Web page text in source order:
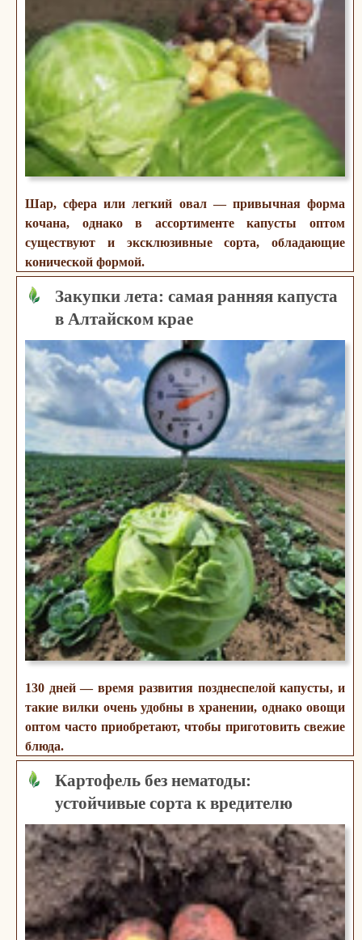
Шар, сфера или легкий овал — привычная форма
кочана, однако в ассортименте капусты оптом
существуют и эксклюзивные сорта, обладающие
конической формой.
Закупки лета: самая ранняя капуста
в Алтайском крае
130 дней — время развития позднеспелой капусты, и
такие вилки очень удобны в хранении, однако овощи
оптом часто приобретают, чтобы приготовить свежие
блюда.
Картофель без нематоды:
устойчивые сорта к вредителю